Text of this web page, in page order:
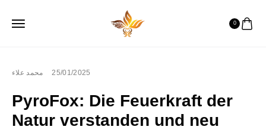
0
محمد علاء 25/01/2025
PyroFox: Die Feuerkraft der
Natur verstanden und neu